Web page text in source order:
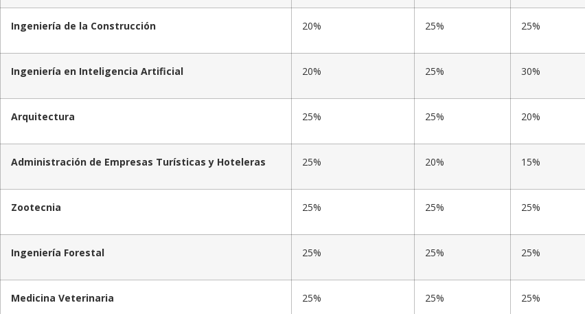
Ingeniería de la Construcción 20% 25% 25%
Ingeniería en Inteligencia Artificial 20% 25% 30%
Arquitectura 25% 25% 20%
Administración de Empresas Turísticas y Hoteleras 25% 20% 15%
Zootecnia 25% 25% 25%
Ingeniería Forestal 25% 25% 25%
Medicina Veterinaria 25% 25% 25%